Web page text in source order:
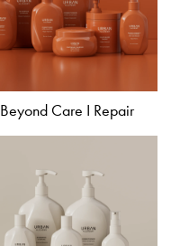
Beyond Care I Repair